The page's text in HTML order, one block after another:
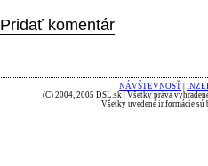
Pridať komentár
NÁVŠTEVNOSŤ
(C) 2004, 2005 DSL.sk | Všetky práva
Všetky uvedené informácie sú